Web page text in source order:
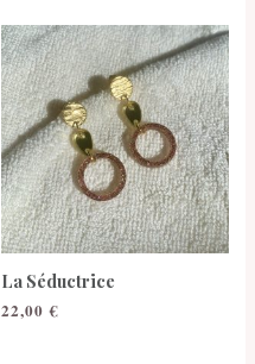
La Séductrice
22,00€